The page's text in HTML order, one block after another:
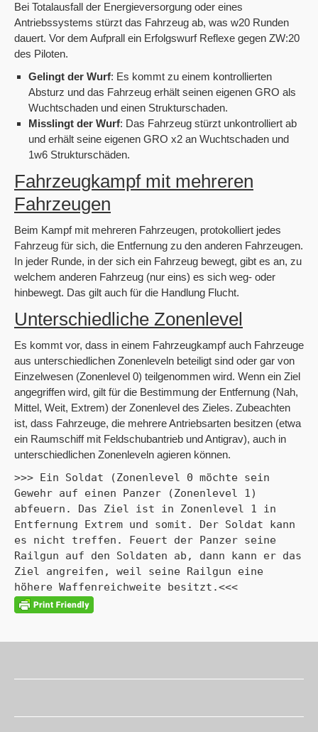
Bei Totalausfall der Energieversorgung oder eines
Antriebssystems stürzt das Fahrzeug ab, was w20 Runden
dauert. Vor dem Aufprall ein Erfolgswurf Reflexe gegen ZW:20
des Piloten.
Gelingt der Wurf: Es kommt zu einem kontrollierten
Absturz und das Fahrzeug erhält seinen eigenen GRO als
Wuchtschaden und einen Strukturschaden.
Misslingt der Wurf: Das Fahrzeug stürzt unkontrolliert ab
und erhält seine eigenen GRO x2 an Wuchtschaden und
1w6 Strukturschäden.
Fahrzeugkampf mit mehreren
Fahrzeugen
Beim Kampf mit mehreren Fahrzeugen, protokolliert jedes
Fahrzeug für sich, die Entfernung zu den anderen Fahrzeugen.
In jeder Runde, in der sich ein Fahrzeug bewegt, gibt es an, zu
welchem anderen Fahrzeug (nur eins) es sich weg- oder
hinbewegt. Das gilt auch für die Handlung Flucht.
Unterschiedliche Zonenlevel
Es kommt vor, dass in einem Fahrzeugkampf auch Fahrzeuge
aus unterschiedlichen Zonenleveln beteiligt sind oder gar von
Einzelwesen (Zonenlevel 0) teilgenommen wird. Wenn ein Ziel
angegriffen wird, gilt für die Bestimmung der Entfernung (Nah,
Mittel, Weit, Extrem) der Zonenlevel des Zieles. Zubeachten
ist, dass Fahrzeuge, die mehrere Antriebsarten besitzen (etwa
ein Raumschiff mit Feldschubantrieb und Antigrav), auch in
unterschiedlichen Zonenleveln agieren können.
>>> Ein Soldat (Zonenlevel 0 möchte sein
Gewehr auf einen Panzer (Zonenlevel 1)
abfeuern. Das Ziel ist in Zonenlevel 1 in
Entfernung Extrem und somit. Der Soldat kann
es nicht treffen. Feuert der Panzer seine
Railgun auf den Soldaten ab, dann kann er das
Ziel angreifen, weil seine Railgun eine
höhere Waffenreichweite besitzt.<<<